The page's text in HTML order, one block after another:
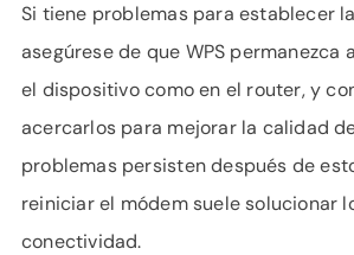
Si tiene problemas para establecer
asegúrese de que WPS permanezca
el dispositivo como en el router, y
acercarlos para mejorar la calidad
problemas persisten después de
reiniciar el módem suele solucionar
conectividad.